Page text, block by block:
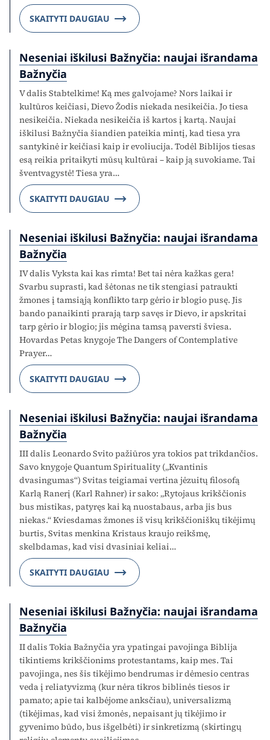
SKAITYTI DAUGIAU
Neseniai iškilusi Bažnyčia: naujai išrandama
Bažnyčia
V dalis Stabtelkime! Ką mes galvojame? Nors laikai ir
kultūros keičiasi, Dievo Žodis niekada nesikeičia. Jo tiesa
nesikeičia. Niekada nesikeičia iš kartos į kartą. Naujai
iškilusi Bažnyčia šiandien pateikia mintį, kad tiesa yra
santykinė ir keičiasi kaip ir evoliucija. Todėl Biblijos tiesas
esą reikia pritaikyti mūsų kultūrai – kaip ją suvokiame. Tai
šventvagystė! Tiesa yra…
SKAITYTI DAUGIAU
Neseniai iškilusi Bažnyčia: naujai išrandama
Bažnyčia
IV dalis Vyksta kai kas rimta! Bet tai nėra kažkas gera!
Svarbu suprasti, kad šėtonas ne tik stengiasi patraukti
žmones į tamsiąją konflikto tarp gėrio ir blogio pusę. Jis
bando panaikinti prarają tarp savęs ir Dievo, ir apskritai
tarp gėrio ir blogio; jis mėgina tamsą paversti šviesa.
Hovardas Petas knygoje The Dangers of Contemplative
Prayer…
SKAITYTI DAUGIAU
Neseniai iškilusi Bažnyčia: naujai išrandama
Bažnyčia
III dalis Leonardo Svito pažiūros yra tokios pat trikdančios.
Savo knygoje Quantum Spirituality („Kvantinis
dvasingumas“) Svitas teigiamai vertina jėzuitų filosofą
Karlą Ranerį (Karl Rahner) ir sako: „Rytojaus krikščionis
bus mistikas, patyręs kai ką nuostabaus, arba jis bus
niekas.“ Kviesdamas žmones iš visų krikščioniškų tikėjimų
burtis, Svitas menkina Kristaus kraujo reikšmę,
skelbdamas, kad visi dvasiniai keliai…
SKAITYTI DAUGIAU
Neseniai iškilusi Bažnyčia: naujai išrandama
Bažnyčia
II dalis Tokia Bažnyčia yra ypatingai pavojinga Biblija
tikintiems krikščionims protestantams, kaip mes. Tai
pavojinga, nes šis tikėjimo bendrumas ir dėmesio centras
veda į reliatyvizmą (kur nėra tikros biblinės tiesos ir
pamato; apie tai kalbėjome anksčiau), universalizmą
(tikėjimas, kad visi žmonės, nepaisant jų tikėjimo ir
gyvenimo būdo, bus išgelbėti) ir sinkretizmą (skirtingų